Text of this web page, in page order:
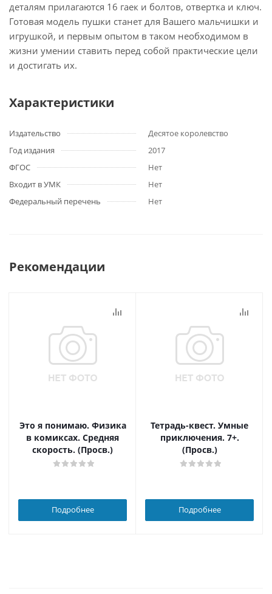
деталям прилагаются 16 гаек и болтов, отвертка и ключ.
Готовая модель пушки станет для Вашего мальчишки и
игрушкой, и первым опытом в таком необходимом в
жизни умении ставить перед собой практические цели
и достигать их.
Характеристики
Издательство
Десятое королевство
Год издания
2017
ФГОС
Нет
Входит в УМК
Нет
Федеральный перечень
Нет
Рекомендации
Это я понимаю. Физика
в комиксах. Средняя
скорость. (Просв.)
Подробнее
Тетрадь-квест. Умные
приключения. 7+.
(Просв.)
Подробнее